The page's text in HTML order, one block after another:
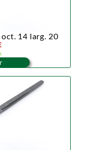
14 larg. 20